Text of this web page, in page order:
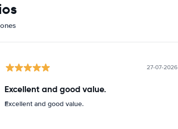
27-07-2026
Excellent and good value.
Excellent and good value.